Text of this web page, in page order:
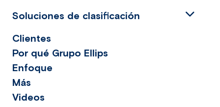
Clientes
Por qué Grupo Ellips
Enfoque
Más
Videos
Soluciones de clasificación